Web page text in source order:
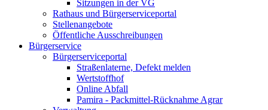
Sitzungen in der VG
Rathaus und Bürgerserviceportal
Stellenangebote
Öffentliche Ausschreibungen
Bürgerservice
Bürgerserviceportal
Straßenlaterne, Defekt melden
Wertstoffhof
Online Abfall
Pamira - Packmittel-Rücknahme Agrar